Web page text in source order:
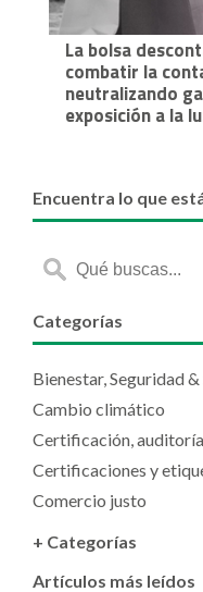
La bolsa
combatir la
neutralizando
exposición a la
Encuentra lo que
Categorías
Bienestar, Seguridad
Cambio climático
Certificación,
Certificaciones y
Comercio justo
+ Categorías
Artículos más leídos